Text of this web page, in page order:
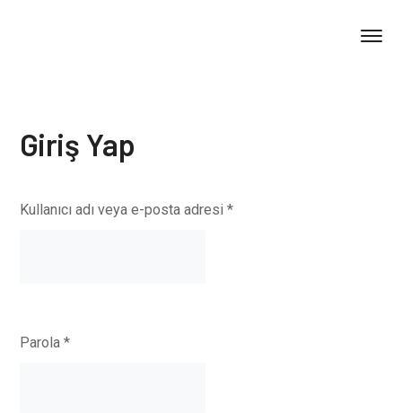
Giriş Yap
Kullanıcı adı veya e-posta adresi*
Parola*